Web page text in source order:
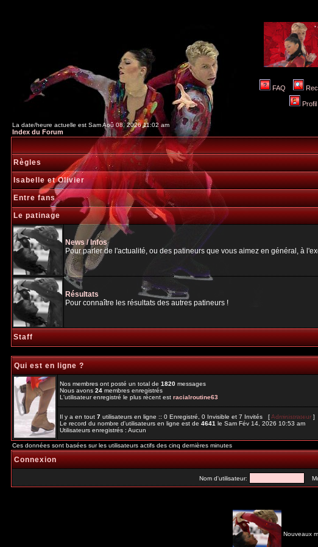
FAQ
Profil
La date/heure actuelle est Sam Aoû 08, 2026 11:02 am
Index du Forum
Règles
Isabelle et Olivier
Entre fans
Le patinage
News / Infos
Pour parler de l'actualité, ou des patineurs que vous aimez en général, à
Résultats
Pour connaître les résultats des autres patineurs !
Staff
Qui est en ligne ?
Nos membres ont posté un total de1820messages
Nous avons24membres enregistrés
L'utilisateur enregistré le plus récent estracialroutine63
Il y a en tout7utilisateurs en ligne :: 0 Enregistré, 0 Invisible et 7 Invités [Administrateur]
Le record du nombre d'utilisateurs en ligne est de4641le Sam Fév 14, 2026 10:53 am
Utilisateurs enregistrés : Aucun
Ces données sont basées sur les utilisateurs actifs des cinq dernières minutes
Connexion
Nom d'utilisateur:
Nouveaux